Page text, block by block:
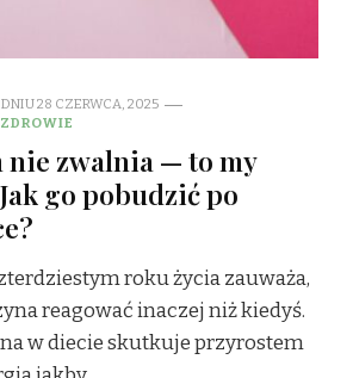
28 CZERWCA, 2025
ZDROWIE
nie zwalnia — to my
go pobudzić po
roku życia zauważa,
reagować inaczej niż kiedyś.
w diecie skutkuje przyrostem